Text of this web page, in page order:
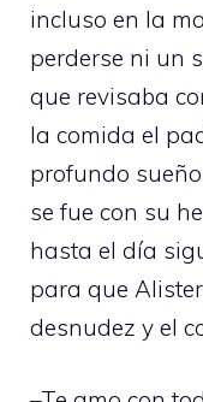
incluso en la
perderse ni un
que revisaba
la comida el
profundo
se fue con su
hasta el día
para que
desnudez y el